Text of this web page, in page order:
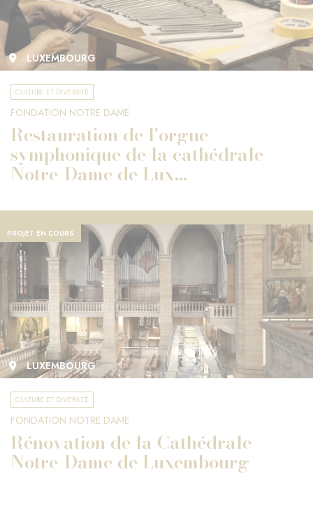
LUXEMBOURG
CULTURE ET DIVERSITÉ
FONDATION NOTRE DAME
Restauration de l'orgue
symphonique de la cathédrale
Notre-Dame de Lux...
PROJET EN COURS
LUXEMBOURG
CULTURE ET DIVERSITÉ
FONDATION NOTRE DAME
Rénovation de la Cathédrale
Notre-Dame de Luxembourg